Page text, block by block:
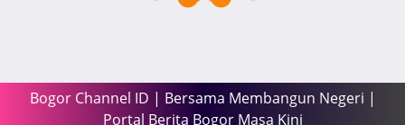
Bogor Channel ID | Bersama Membangun Negeri |
Portal Berita Bogor Masa Kini